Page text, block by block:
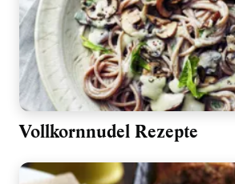
Vollkornnudel Rezepte